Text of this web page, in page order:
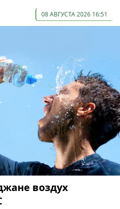
08 АВГУСТА 2026 16:51
воздух